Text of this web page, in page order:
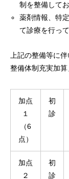
制を整備してお
薬剤情報、特
て診療を行って
上記の整備等に
整備体制充実加算
加点
１
（6
点）
初
診
加点
２
初
診